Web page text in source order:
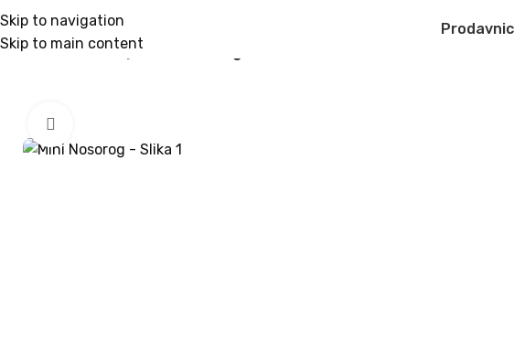
Skip to navigation
Skip to main content
Početna/ Životinje/